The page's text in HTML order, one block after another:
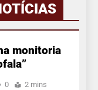
monitoria
0 2 mins